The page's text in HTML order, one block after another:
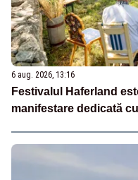
6 aug. 2026, 13:16
Festivalul Haferland
manifestare dedicată